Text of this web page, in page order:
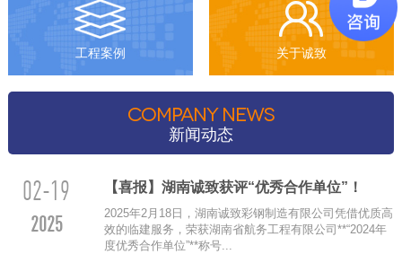
工程案例 关于诚致
COMPANY NEWS
新闻动态
02-19
2025
【喜报】湖南诚致获评“优秀合作单位”！
2025年2月18日，湖南诚致彩钢制造有限公司凭借优质高
效的临建服务，荣获湖南省航务工程有限公司**“2024年
度优秀合作单位”**称号...